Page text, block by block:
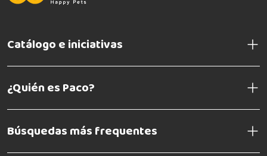
Catálogo e iniciativas
¿Quién es Paco?
Búsquedas más frequentes